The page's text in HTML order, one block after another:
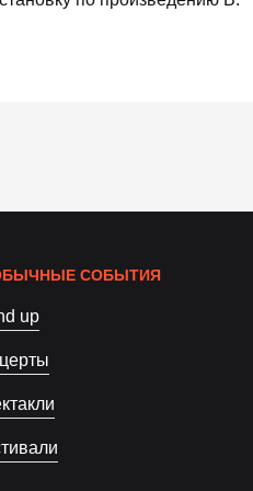
СОБЫТИЯ
up